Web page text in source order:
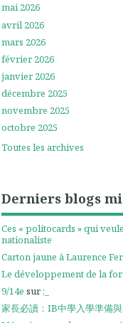
mai 2026
avril 2026
mars 2026
février 2026
janvier 2026
décembre 2025
novembre 2025
octobre 2025
Toutes les archives
Derniers blogs
Ces « politocards » qui
nationaliste
Carton jaune à Laurence
Le développement de la
9/14e sur;_
家長必讀：IB中學入學準備